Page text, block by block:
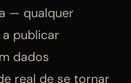
— qualquer
publicar
dados
real de se tornar